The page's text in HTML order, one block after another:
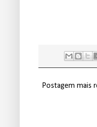
Postagem mais